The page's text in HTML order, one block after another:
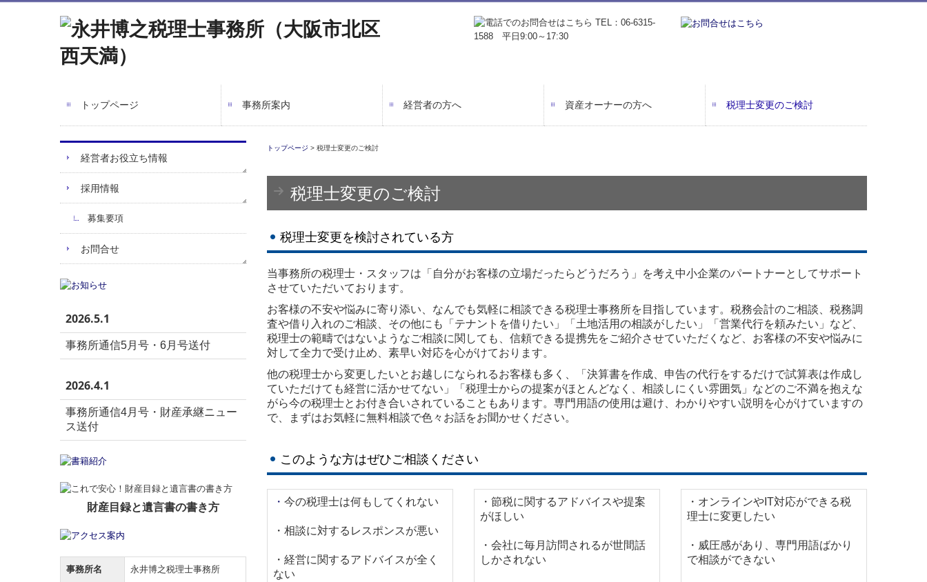
トップページ 事務所案内 経営者の方へ 資産オーナーの方へ 税理士変更のご検討
経営者お役立ち情報
採用情報
募集要項
お問合せ
2026.5.1
事務所通信5月号・6月号送付
2026.4.1
事務所通信4月号・財産承継ニュー
ス送付
財産目録と遺言書の書き方
事務所名 永井博之税理士事務所
トップページ > 税理士変更のご検討
税理士変更のご検討
税理士変更を検討されている方
当事務所の税理士・スタッフは「自分がお客様の立場だったらどうだろう」を考え中小企業のパートナーとしてサポート
させていただいております。
お客様の不安や悩みに寄り添い、なんでも気軽に相談できる税理士事務所を目指しています。税務会計のご相談、税務調
査や借り入れのご相談、その他にも「テナントを借りたい」「土地活用の相談がしたい」「営業代行を頼みたい」など、
税理士の範疇ではないようなご相談に関しても、信頼できる提携先をご紹介させていただくなど、お客様の不安や悩みに
対して全力で受け止め、素早い対応を心がけております。
他の税理士から変更したいとお越しになられるお客様も多く、「決算書を作成、申告の代行をするだけで試算表は作成し
ていただけても経営に活かせてない」「税理士からの提案がほとんどなく、相談しにくい雰囲気」などのご不満を抱えな
がら今の税理士とお付き合いされていることもあります。専門用語の使用は避け、わかりやすい説明を心がけていますの
で、まずはお気軽に無料相談で色々お話をお聞かせください。
このような方はぜひご相談ください
・ 今の税理士は何もしてくれない
・相談に対するレスポンスが悪い
・経営に関するアドバイスが全く
ない
・節税に関するアドバイスや提案
がほしい
・会社に毎月訪問されるが世間話
しかされない
・オンラインやIT対応ができる税
理士に変更したい
・威圧感があり、専門用語ばかり
で相談ができない